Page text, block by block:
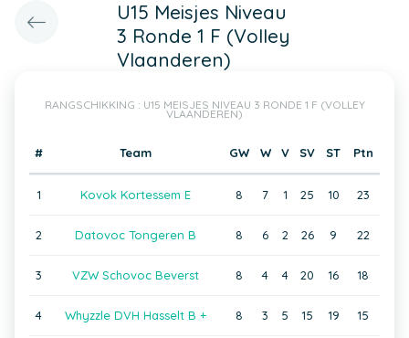
U15 Meisjes Niveau
3 Ronde 1 F (Volley
Vlaanderen)
RANGSCHIKKING : U15 MEISJES NIVEAU 3 RONDE 1 F (VOLLEY
VLAANDEREN)
# Team GW W V SV ST Ptn
1 Kovok Kortessem E 8 7 1 25 10 23
2 Datovoc Tongeren B 8 6 2 26 9 22
3 VZW Schovoc Beverst 8 4 4 20 16 18
4 Whyzzle DVH Hasselt B + 8 3 5 15 19 15